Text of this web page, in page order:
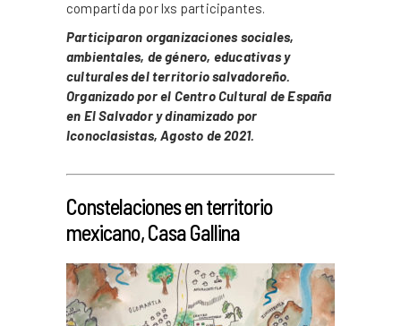
compartida por lxs participantes.
Participaron organizaciones sociales,
ambientales, de género, educativas y
culturales del territorio salvadoreño.
Organizado por el Centro Cultural de España
en El Salvador y dinamizado por
Iconoclasistas, Agosto de 2021.
Constelaciones en territorio
mexicano, Casa Gallina